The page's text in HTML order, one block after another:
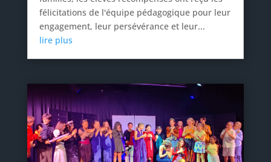
félicitations de l'équipe pédagogique pour leur
engagement, leur persévérance et leur...
lire plus